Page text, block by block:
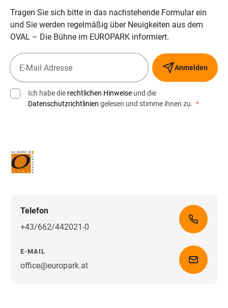
Tragen Sie sich bitte in das nachstehende Formular ein
und Sie werden regelmäßig über Neuigkeiten aus dem
OVAL – Die Bühne im EUROPARK informiert.
Anmelden
Ich habe die rechtlichen Hinweise und die
Datenschutzrichtlinien gelesen und stimme ihnen zu. *
Telefon
+43/662/442021-0
E-MAIL
office@europark.atWegbeschreibung erhalten